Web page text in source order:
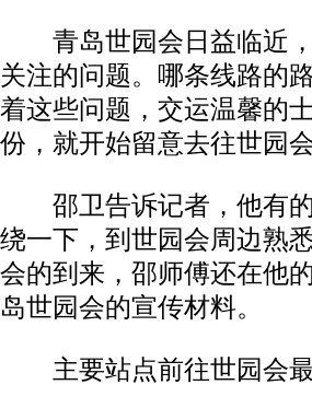
青岛世园会日益临近，
关注的问题。哪条线路的
着这些问题，交运温馨的
份，就开始留意去往世园
邵卫告诉记者，他有的
绕一下，到世园会周边熟
会的到来，邵师傅还在他
岛世园会的宣传材料。
主要站点前往世园会最